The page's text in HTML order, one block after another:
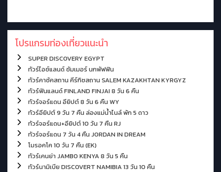
โปรแกรมท่องเที่ยวแนะนำ
SUPER DISCOVERY EGYPT
ทัวร์ไอซ์แลนด์ ซัมเมอร์ นกพัฟฟิน
ทัวร์คาซัคสถาน คีร์กิซสถาน SALEM KAZAKHTAN KYRGYZ
ทัวร์ฟินแลนด์ FINLAND FINJAI 8 วัน 6 คืน
ทัวร์จอร์แดน อียิปต์ 8 วัน 6 คืน WY
ทัวร์อียิปต์ 9 วัน 7 คืน ล่องแม่น้ำไนล์ พัก 5 ดาว
ทัวร์จอร์แดน+อียิปต์ 10 วัน 7 คืน RJ
ทัวร์จอร์แดน 7 วัน 4 คืน JORDAN IN DREAM
โมรอคโค 10 วัน 7 คืน (EK)
ทัวร์เคนย่า JAMBO KENYA 8 วัน 5 คืน
ทัวร์นามิเบีย DISCOVERT NAMIBIA 13 วัน 10 คืน